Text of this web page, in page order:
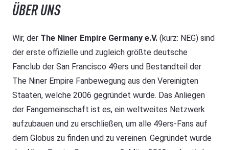
ÜBER UNS
Wir, der The Niner Empire Germany e.V. (kurz: NEG) sind
der erste offizielle und zugleich größte deutsche
Fanclub der San Francisco 49ers und Bestandteil der
The Niner Empire Fanbewegung aus den Vereinigten
Staaten, welche 2006 gegründet wurde. Das Anliegen
der Fangemeinschaft ist es, ein weltweites Netzwerk
aufzubauen und zu erschließen, um alle 49ers-Fans auf
dem Globus zu finden und zu vereinen. Gegründet wurde